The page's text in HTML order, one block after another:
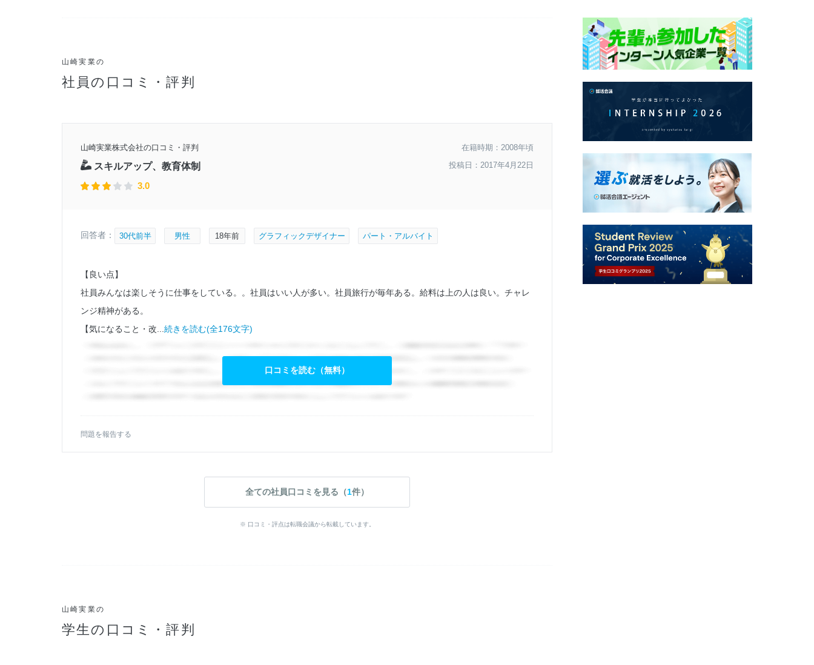
山崎実業の
社員の口コミ・評判
山崎実業株式会社の口コミ・評判
スキルアップ、教育体制
3.0
在籍時期：2008年頃
投稿日：2017年4月22日
回答者： 30代前半 男性 18年前 グラフィックデザイナー パート・アルバイト
【良い点】
社員みんなは楽しそうに仕事をしている。。社員はいい人が多い。社員旅行が毎年ある。給料は上の人は良い。チャレ
ンジ精神がある。
【気になること・改... 続きを読む(全176文字)
口コミを読む（無料）
問題を報告する
全ての社員口コミを見る（1件）
※ 口コミ・評点は転職会議から転載しています。
山崎実業の
学生の口コミ・評判